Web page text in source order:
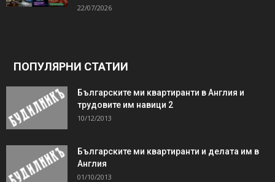
22/07/2026
ПОПУЛЯРНИ СТАТИИ
Българските ми квартиранти в Англия и
трудовите им навици 2
10/12/2013
Българските ми квартиранти и делата им в
Англия
01/10/2013